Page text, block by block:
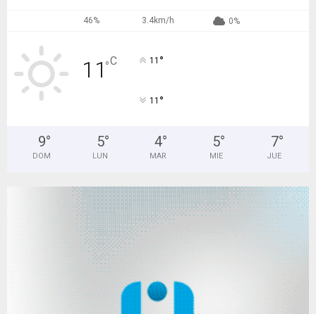
46% 3.4km/h 0%
11°C 11 °
11 °
9°
DOM
5°
LUN
4°
MAR
5°
MIE
7°
JUE